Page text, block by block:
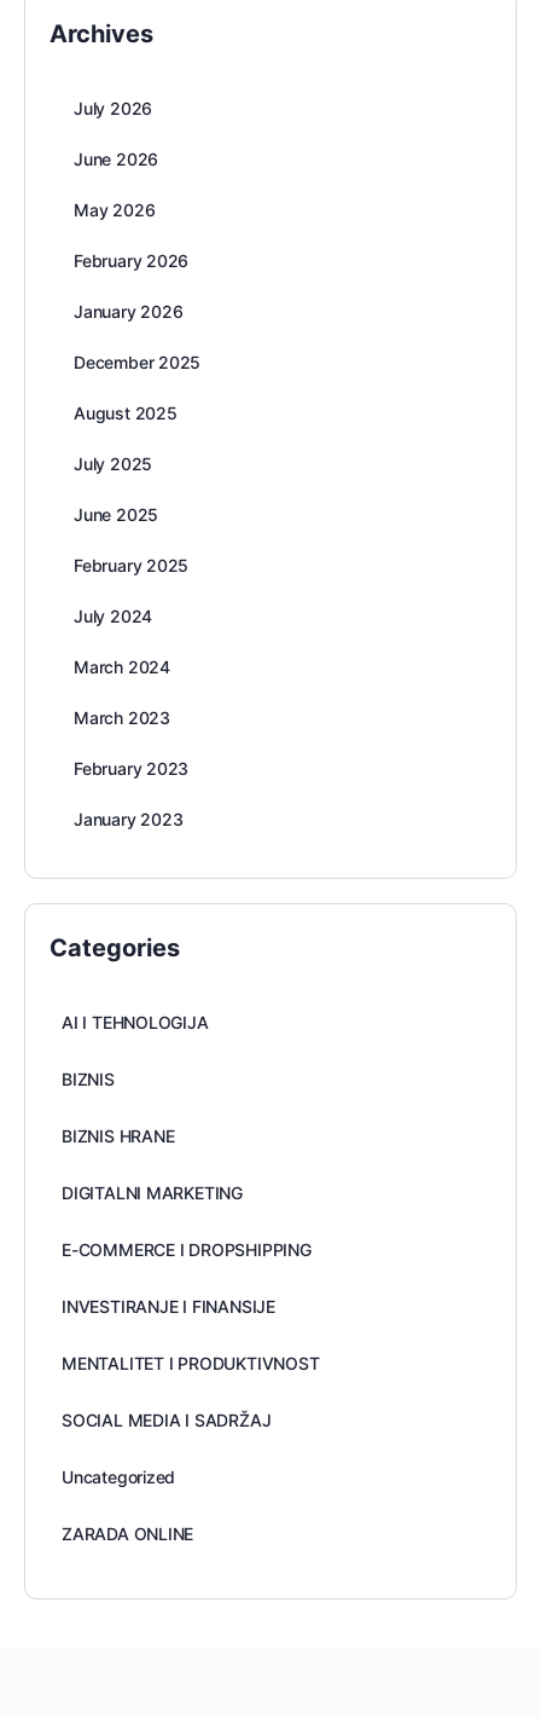
Archives
July 2026
June 2026
May 2026
February 2026
January 2026
December 2025
August 2025
July 2025
June 2025
February 2025
July 2024
March 2024
March 2023
February 2023
January 2023
Categories
AI I TEHNOLOGIJA
BIZNIS
BIZNIS HRANE
DIGITALNI MARKETING
E-COMMERCE I DROPSHIPPING
INVESTIRANJE I FINANSIJE
MENTALITET I PRODUKTIVNOST
SOCIAL MEDIA I SADRŽAJ
Uncategorized
ZARADA ONLINE